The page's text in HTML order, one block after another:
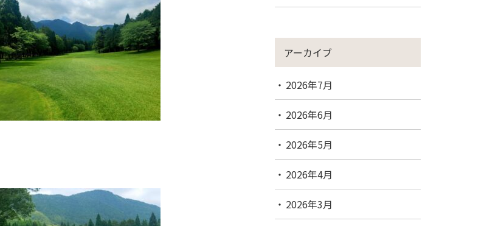
アーカイブ
2026年7月
2026年6月
2026年5月
2026年4月
2026年3月